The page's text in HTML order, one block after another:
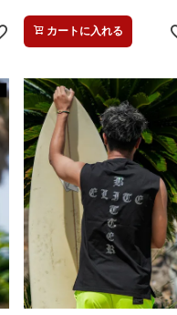
カートに入れる